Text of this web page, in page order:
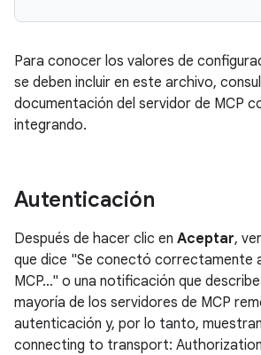
Para conocer los valores de
se deben incluir en este archivo,
documentación del servidor de MCP
integrando.
Autenticación
Después de hacer clic en Aceptar,
que dice "Se conectó correctamente
MCP…" o una notificación que
mayoría de los servidores de MCP
autenticación y, por lo tanto,
connecting to transport: